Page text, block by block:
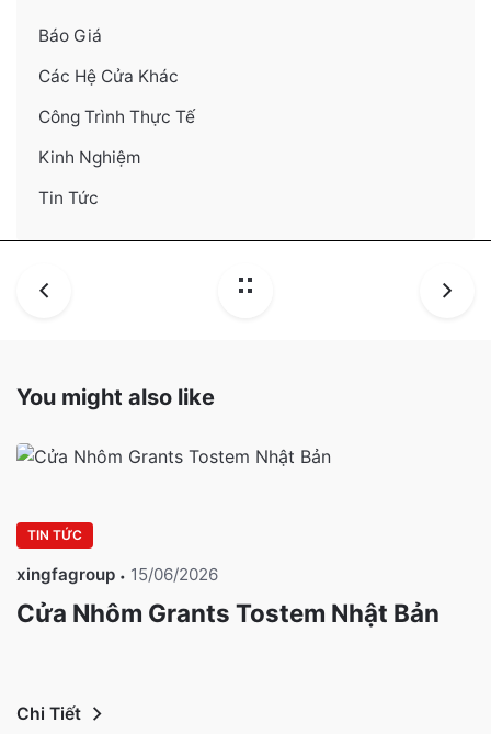
Báo Giá
Các Hệ Cửa Khác
Công Trình Thực Tế
Kinh Nghiệm
Tin Tức
You might also like
TIN TỨC
xingfagroup 15/06/2026
Cửa Nhôm Grants Tostem Nhật Bản
Chi Tiết